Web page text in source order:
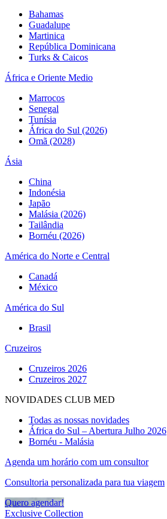
Bahamas
Guadalupe
Martinica
República Dominicana
Turks & Caicos
África e Oriente Medio
Marrocos
Senegal
Tunísia
África do Sul (2026)
Omã (2028)
Ásia
China
Indonésia
Japão
Malásia (2026)
Tailândia
Bornéu (2026)
América do Norte e Central
Canadá
México
América do Sul
Brasil
Cruzeiros
Cruzeiros 2026
Cruzeiros 2027
NOVIDADES CLUB MED
Todas as nossas novidades
África do Sul – Abertura Julho 2026
Bornéu - Malásia
Agenda um horário com um consultor
Consultoria personalizada para tua viagem
Quero agendar!
Exclusive Collection